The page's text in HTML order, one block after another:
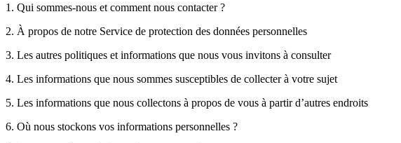
1. Qui sommes-nous et comment nous contacter ?
2. À propos de notre Service de protection des données personnelles
3. Les autres politiques et informations que nous vous invitons à consulter
4. Les informations que nous sommes susceptibles de collecter à votre sujet
5. Les informations que nous collectons à propos de vous à partir d’autres endroits
6. Où nous stockons vos informations personnelles ?